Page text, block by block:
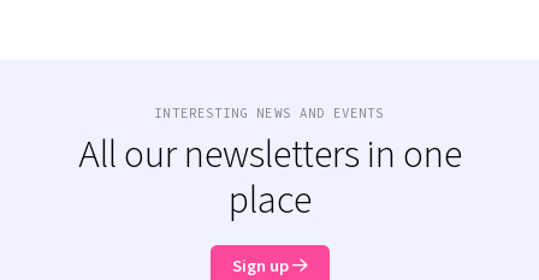
INTERESTING NEWS AND EVENTS
All our newsletters in one
place
Sign up